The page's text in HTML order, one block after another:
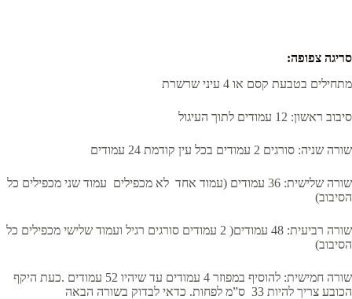
:סריגה צפופה
מתחילים בטבעת קסם או 4 עיני שרשרת
סיבוב ראשון: 12 עמודים לתוך העיגול
שורה שניה: סורגים 2 עמודים בכל עין קודמת 24 עמודים
שורה שלישית: 36 עמודים (עמוד אחד לא מכפילים עמוד שני מכפילים כל
הסיבוב)
שורה רביעית: 48 עמודים( 2 עמודים סורגים רגיל ועמוד שלישי מכפילים כל
הסיבוב)
שורה חמישית: להוסיף במפוזר 4 עמודים עד שיהיו 52 עמודים .כעת היקף
הכובע צריך להיות 33 ס”מ לפחות. כדאי לבדוק בשורה הבאה